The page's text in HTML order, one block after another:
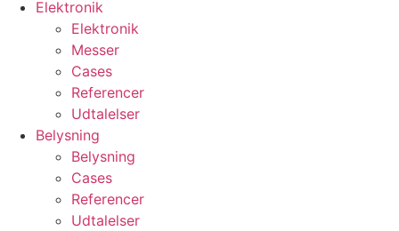
Elektronik
Elektronik
Messer
Cases
Referencer
Udtalelser
Belysning
Belysning
Cases
Referencer
Udtalelser